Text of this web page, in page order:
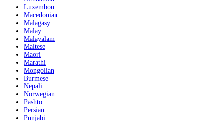
Luxembou..
Macedonian
Malagasy
Malay
Malayalam
Maltese
Maori
Marathi
Mongolian
Burmese
Nepali
Norwegian
Pashto
Persian
Punjabi